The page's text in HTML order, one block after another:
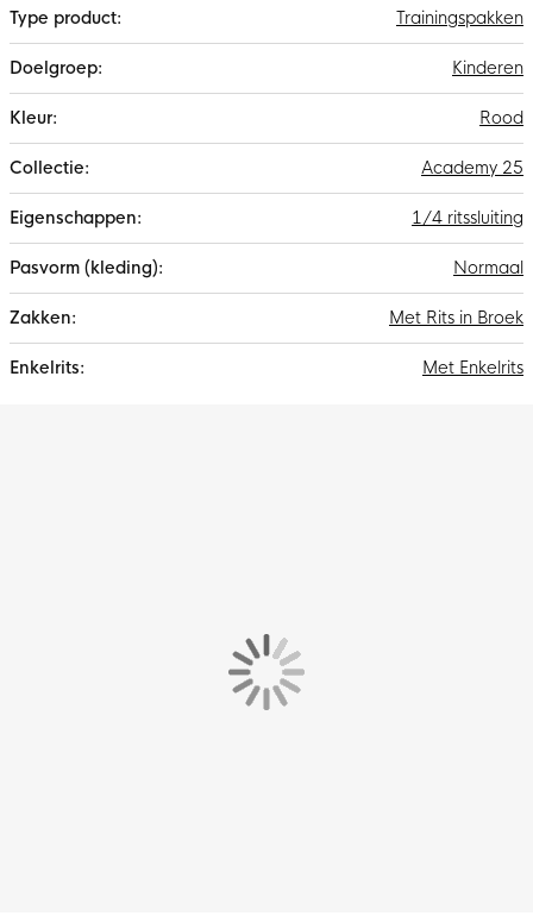
Trainingspakken
Kinderen
Rood
Academy 25
1/4 ritssluiting
Normaal
Met Rits in Broek
Met Enkelrits